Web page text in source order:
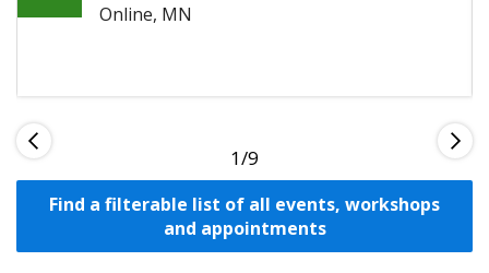
2026
Online, MN
1
Find a filterable list of all events, workshops
and appointments